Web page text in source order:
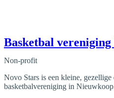
Basketbal vereniging
Non-profit
Novo Stars is een kleine, gezellige
basketbalvereniging in